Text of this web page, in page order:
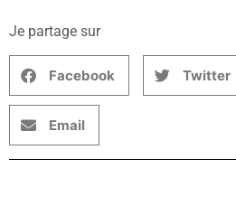
Je partage sur
Facebook Twitter
Email